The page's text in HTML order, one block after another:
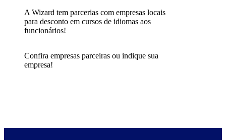
A Wizard tem parcerias com empresas locais
para desconto em cursos de idiomas aos
funcionários!
Confira empresas parceiras ou indique sua
empresa!